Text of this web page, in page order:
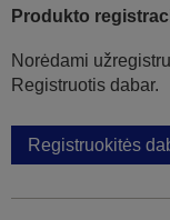
Produkto
Norėdami
Registruotis dabar.
Registruokitės